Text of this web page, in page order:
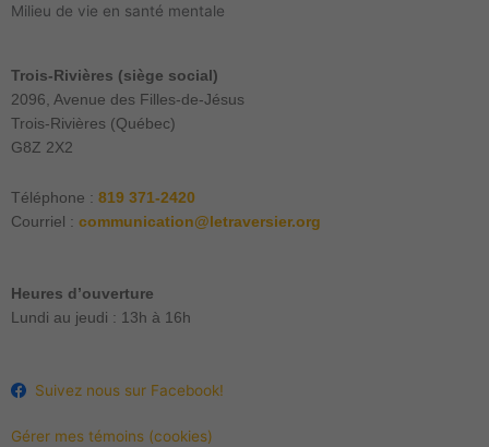
Milieu de vie en santé mentale
Trois-Rivières (siège social)
2096, Avenue des Filles-de-Jésus
Trois-Rivières (Québec)
G8Z 2X2
Téléphone : 819 371-2420
Courriel : communication@letraversier.org
Heures d’ouverture
Lundi au jeudi : 13h à 16h
Suivez nous sur Facebook!
Gérer mes témoins (cookies)